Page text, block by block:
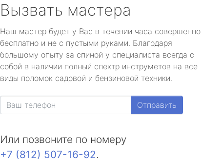
Вызвать мастера
Наш мастер будет у Вас в течении часа совершенно
бесплатно и не с пустыми руками. Благодаря
большому опыту за спиной у специалиста всегда с
собой в наличии полный спектр инструметов на все
виды поломок садовой и бензиновой техники.
Отправить
Или позвоните по номеру
+7 (812) 507-16-92.